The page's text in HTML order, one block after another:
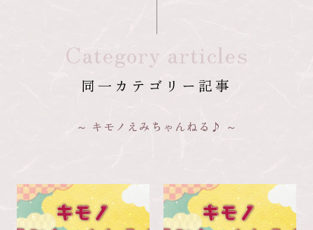
Category articles
同一カテゴリー記事
キモノえみちゃんねる♪